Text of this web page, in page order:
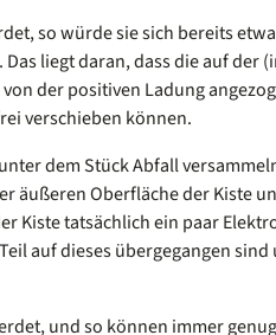
so würde sie sich bereits
Das liegt daran, dass die auf der
der positiven Ladung
verschieben können.
dem Stück Abfall
äußeren Oberfläche der Kiste
Kiste tatsächlich ein paar
auf dieses übergegangen
und so können immer